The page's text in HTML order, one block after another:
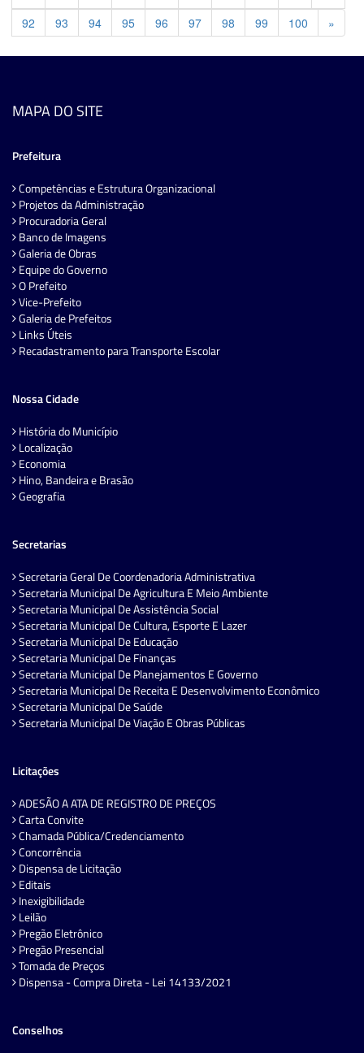
92
93 94 95 96 97 98 99 100 »
MAPA DO SITE
Prefeitura
Competências e Estrutura Organizacional
Projetos da Administração
Procuradoria Geral
Banco de Imagens
Galeria de Obras
Equipe do Governo
O Prefeito
Vice-Prefeito
Galeria de Prefeitos
Links Úteis
Recadastramento para Transporte Escolar
Nossa Cidade
História do Município
Localização
Economia
Hino, Bandeira e Brasão
Geografia
Secretarias
Secretaria Geral De Coordenadoria Administrativa
Secretaria Municipal De Agricultura E Meio Ambiente
Secretaria Municipal De Assistência Social
Secretaria Municipal De Cultura, Esporte E Lazer
Secretaria Municipal De Educação
Secretaria Municipal De Finanças
Secretaria Municipal De Planejamentos E Governo
Secretaria Municipal De Receita E Desenvolvimento Econômico
Secretaria Municipal De Saúde
Secretaria Municipal De Viação E Obras Públicas
Licitações
ADESÃO A ATA DE REGISTRO DE PREÇOS
Carta Convite
Chamada Pública/Credenciamento
Concorrência
Dispensa de Licitação
Editais
Inexigibilidade
Leilão
Pregão Eletrônico
Pregão Presencial
Tomada de Preços
Dispensa - Compra Direta - Lei 14133/2021
Conselhos